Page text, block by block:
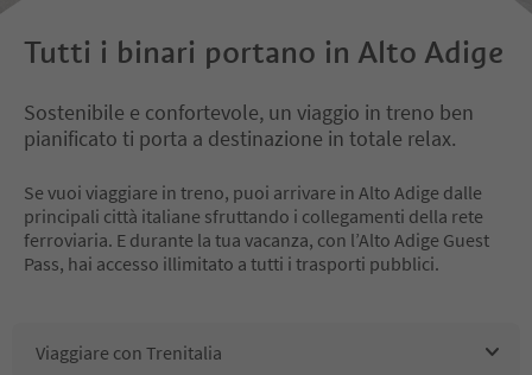
Tutti i binari portano in Alto Adige
Sostenibile e confortevole, un viaggio in treno ben
pianificato ti porta a destinazione in totale relax.
Se vuoi viaggiare in treno, puoi arrivare in Alto Adige dalle
principali città italiane sfruttando i collegamenti della rete
ferroviaria. E durante la tua vacanza, con l’Alto Adige Guest
Pass, hai accesso illimitato a tutti i trasporti pubblici.
Viaggiare con Trenitalia